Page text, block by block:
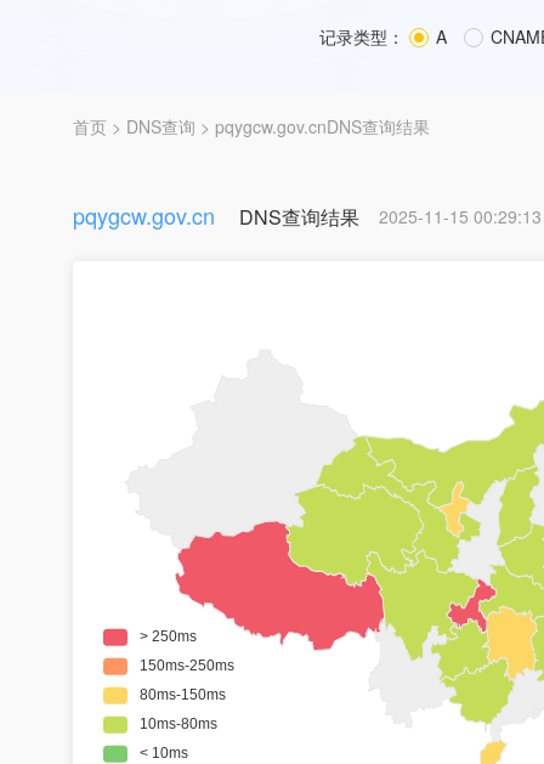
记录类型： A
首页 > DNS查询 > pqygcw.gov.cnDNS查询结果
pqygcw.gov.cn DNS查询结果 2025-11-15 00:29:13